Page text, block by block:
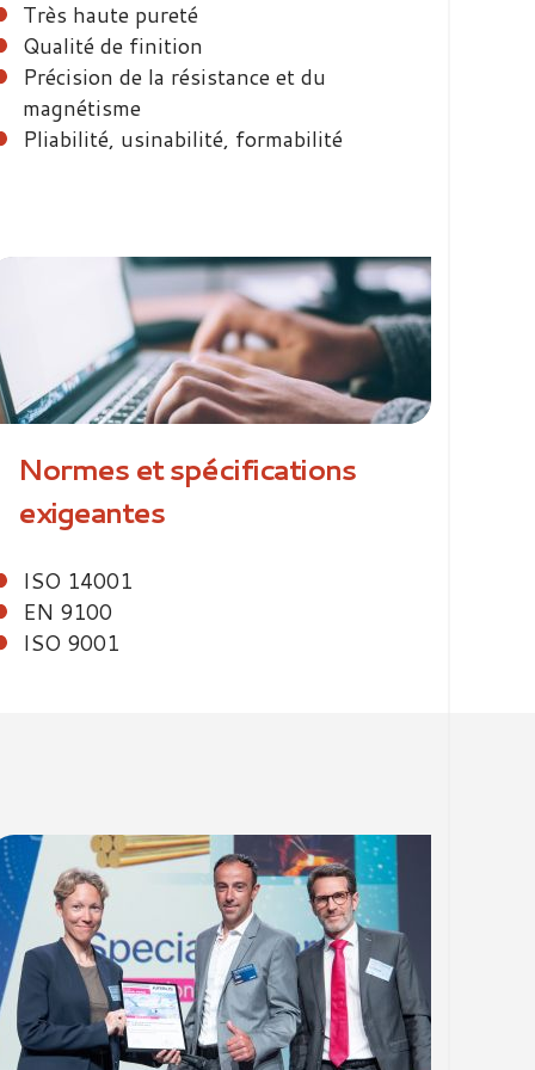
Très haute pureté
Qualité de finition
Précision de la résistance et du
magnétisme
Pliabilité, usinabilité, formabilité
Normes et spécifications
exigeantes
ISO 14001
EN 9100
ISO 9001